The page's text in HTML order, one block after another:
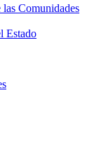
Comunidades
Estado